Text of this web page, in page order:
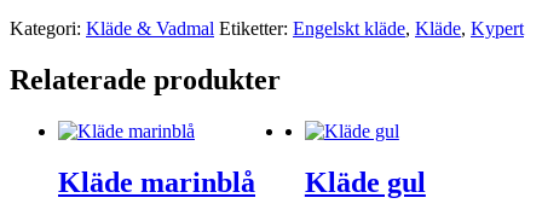
Kategori: Kläde & Vadmal Etiketter: Engelskt kläde, Kläde, Kypert
Relaterade produkter
Kläde marinblå Kläde gul